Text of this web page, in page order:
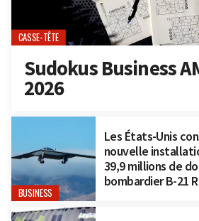
CASSE-TÊTE
Sudokus Business
2026
BUSINESS
Les États-Unis
nouvelle
39,9 millions de
bombardier B-21